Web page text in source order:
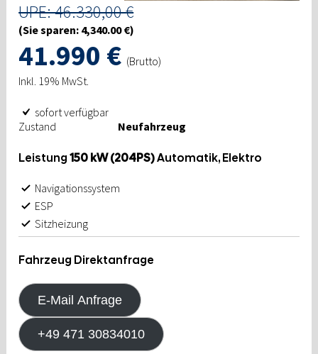
UPE: 46.330,00 €
(Sie sparen: 4,340.00 €)
41.990 € (Brutto)
Inkl. 19% MwSt.
sofort verfügbar
Zustand
Neufahrzeug
Leistung 150 kW (204PS)Automatik, Elektro
Navigationssystem
ESP
Sitzheizung
Fahrzeug Direktanfrage
E-Mail Anfrage
+49 471 30834010